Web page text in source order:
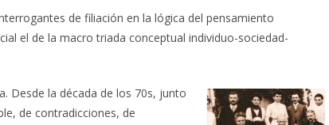
de filiación en la lógica del pensamiento
el de la macro triada conceptual individuo-sociedad-
Desde la década de los 70s, junto
de contradicciones, de